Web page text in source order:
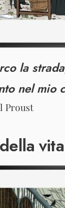
la
nel mio
Proust
vita